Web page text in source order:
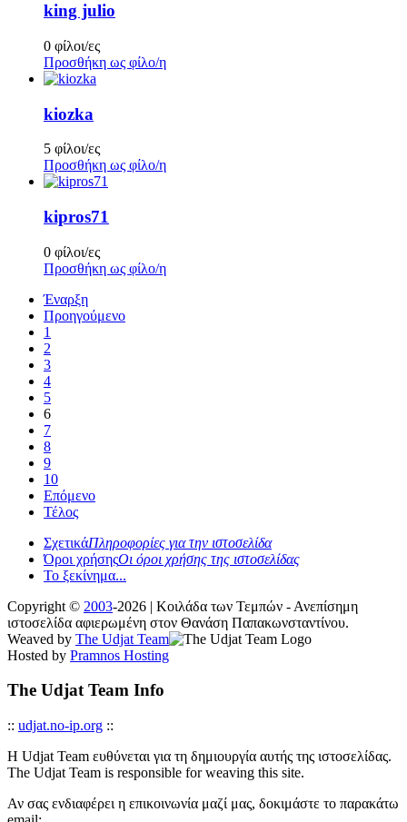
king julio
0 φίλοι/ες
Προσθήκη ως φίλο/η
kiozka
5 φίλοι/ες
Προσθήκη ως φίλο/η
kipros71
0 φίλοι/ες
Προσθήκη ως φίλο/η
Έναρξη
Προηγούμενο
1
2
3
4
5
6
7
8
9
10
Επόμενο
Τέλος
ΣχετικάΠληροφορίες για την ιστοσελίδα
Όροι χρήσηςΟι όροι χρήσης της ιστοσελίδας
Το ξεκίνημα...
Copyright © 2003-2026 | Κοιλάδα των Τεμπών - Ανεπίσημη
ιστοσελίδα αφιερωμένη στον Θανάση Παπακωνσταντίνου.
Weaved by The Udjat Team
Hosted by Pramnos Hosting
The Udjat Team Info
:: udjat.no-ip.org ::
Η Udjat Team ευθύνεται για τη δημιουργία αυτής της ιστοσελίδας.
The Udjat Team is responsible for weaving this site.
Αν σας ενδιαφέρει η επικοινωνία μαζί μας, δοκιμάστε το παρακάτω